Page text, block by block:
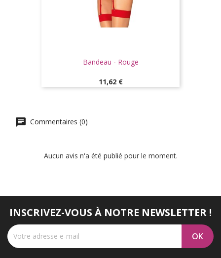
Bandeau - Rouge
Prix
11,62 €
Commentaires (0)
Aucun avis n'a été publié pour le moment.
INSCRIVEZ-VOUS À NOTRE NEWSLETTER !